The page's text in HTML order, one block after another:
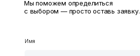
Мы поможем определиться
с выбором — просто оставь заявку.
Имя